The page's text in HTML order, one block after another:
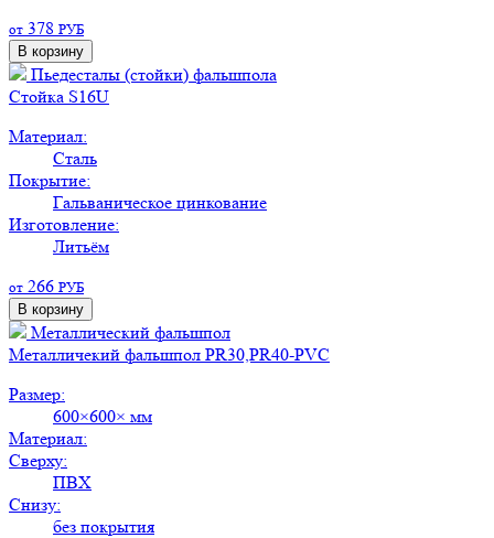
от 378 РУБ
В корзину
Пьедесталы (стойки) фальшпола
Стойка S16U
Материал:
Сталь
Покрытие:
Гальваническое цинкование
Изготовление:
Литьём
от 266 РУБ
В корзину
Металлический фальшпол
Металличекий фальшпол PR30,PR40-PVC
Размер:
600×600× мм
Материал:
Сверху:
ПВХ
Снизу:
без покрытия